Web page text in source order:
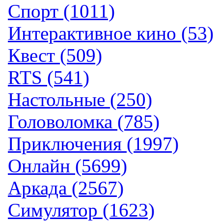
Спорт (1011)
Интерактивное кино (53)
Квест (509)
RTS (541)
Настольные (250)
Головоломка (785)
Приключения (1997)
Онлайн (5699)
Аркада (2567)
Симулятор (1623)